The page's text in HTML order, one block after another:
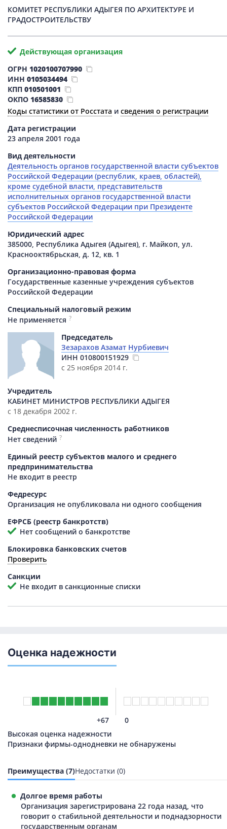
КОМИТЕТ РЕСПУБЛИКИ АДЫГЕЯ ПО АРХИТЕКТУРЕ И
ГРАДОСТРОИТЕЛЬСТВУ
Действующая организация
ОГРН 1020100707990
ИНН 0105034494
КПП 010501001
ОКПО 16585830
Коды статистики от Росстата и сведения о регистрации
Дата регистрации
23 апреля 2001 года
Вид деятельности
Деятельность органов государственной власти субъектов
Российской Федерации (республик, краев, областей),
кроме судебной власти, представительств
исполнительных органов государственной власти
субъектов Российской Федерации при Президенте
Российской Федерации
Юридический адрес
385000, Республика Адыгея (Адыгея), г. Майкоп, ул.
Краснооктябрьская, д. 12, кв. 1
Организационно-правовая форма
Государственные казенные учреждения субъектов
Российской Федерации
Специальный налоговый режим
Не применяется ?
Председатель
Зезарахов Азамат Нурбиевич
ИНН 010800151929
с 25 ноября 2014 г.
Учредитель
КАБИНЕТ МИНИСТРОВ РЕСПУБЛИКИ АДЫГЕЯ
с 18 декабря 2002 г.
Среднесписочная численность работников
Нет сведений ?
Единый реестр субъектов малого и среднего
предпринимательства
Не входит в реестр
Федресурс
Организация не опубликовала ни одного сообщения
ЕФРСБ (реестр банкротств)
Нет сообщений о банкротстве
Блокировка банковских счетов
Проверить
Санкции
Не входит в санкционные списки
Оценка надежности
+67
0
Высокая оценка надежности
Признаки фирмы-однодневки не обнаружены
Преимущества (7)Недостатки (0)
Долгое время работы
Организация зарегистрирована 22 года назад, что
говорит о стабильной деятельности и поднадзорности
государственным органам